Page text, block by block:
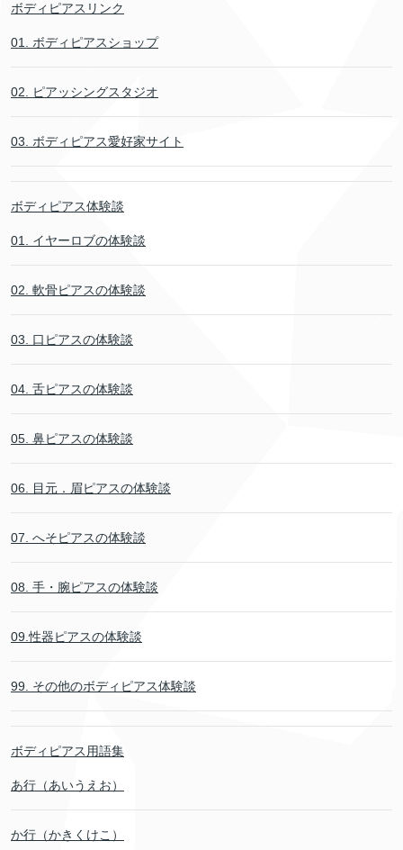
ボディピアスリンク
01. ボディピアスショップ
02. ピアッシングスタジオ
03. ボディピアス愛好家サイト
ボディピアス体験談
01. イヤーロブの体験談
02. 軟骨ピアスの体験談
03. 口ピアスの体験談
04. 舌ピアスの体験談
05. 鼻ピアスの体験談
06. 目元．眉ピアスの体験談
07. へそピアスの体験談
08. 手・腕ピアスの体験談
09.性器ピアスの体験談
99. その他のボディピアス体験談
ボディピアス用語集
あ行（あいうえお）
か行（かきくけこ）